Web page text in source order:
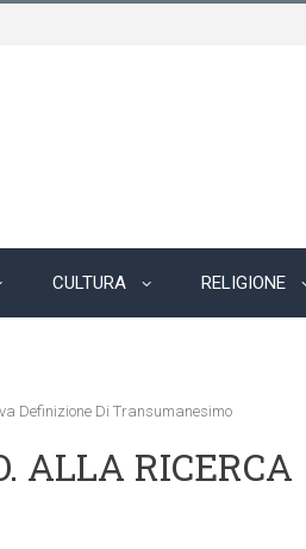
CULTURA RELIGIONE
Definizione Di Transumanesimo
ALLA RICERCA